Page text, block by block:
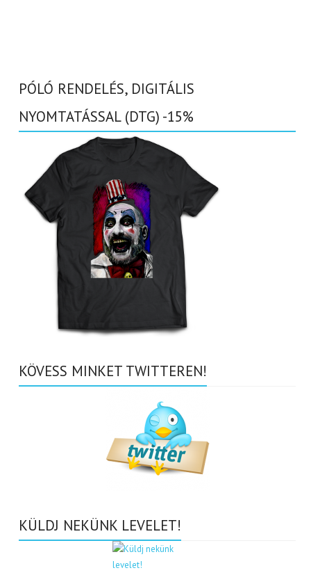
PÓLÓ RENDELÉS, DIGITÁLIS
NYOMTATÁSSAL (DTG) -15%
KÖVESS MINKET TWITTEREN!
KÜLDJ NEKÜNK LEVELET!